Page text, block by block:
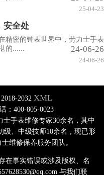
25-04-23
安全处
精密的钟表世界中，劳力士手表
的......
24-06-26
24-06-26
2032 XML
：400-805-0023
士手表维修专家30余名，其中
级、中级技师10余名，现已形
维修保养服务团队。
在事实错误或涉及版权、名
与我们联